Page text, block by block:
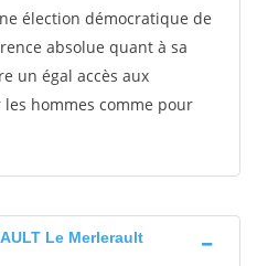
élection démocratique de
absolue quant à sa
un égal accès aux
hommes comme pour
Le Merlerault